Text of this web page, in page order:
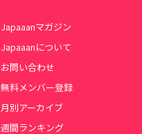
Japaaanマガジン
Japaaanについて
お問い合わせ
無料メンバー登録
月別アーカイブ
週間ランキング